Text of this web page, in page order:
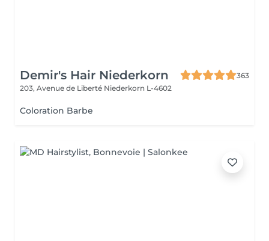
Demir's Hair Niederkorn
363
203, Avenue de Liberté Niederkorn L-4602
Coloration Barbe